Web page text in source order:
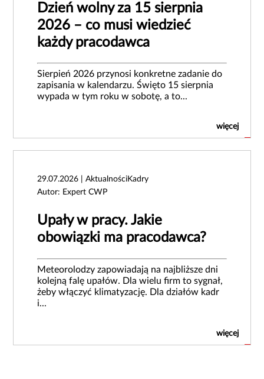
Dzień wolny za 15 sierpnia
2026 – co musi wiedzieć
każdy pracodawca
Sierpień 2026 przynosi konkretne zadanie do
zapisania w kalendarzu. Święto 15 sierpnia
wypada w tym roku w sobotę, a to...
więcej
29.07.2026 | AktualnościKadry
Autor: Expert CWP
Upały w pracy. Jakie
obowiązki ma pracodawca?
Meteorolodzy zapowiadają na najbliższe dni
kolejną falę upałów. Dla wielu firm to sygnał,
żeby włączyć klimatyzację. Dla działów kadr
i...
więcej